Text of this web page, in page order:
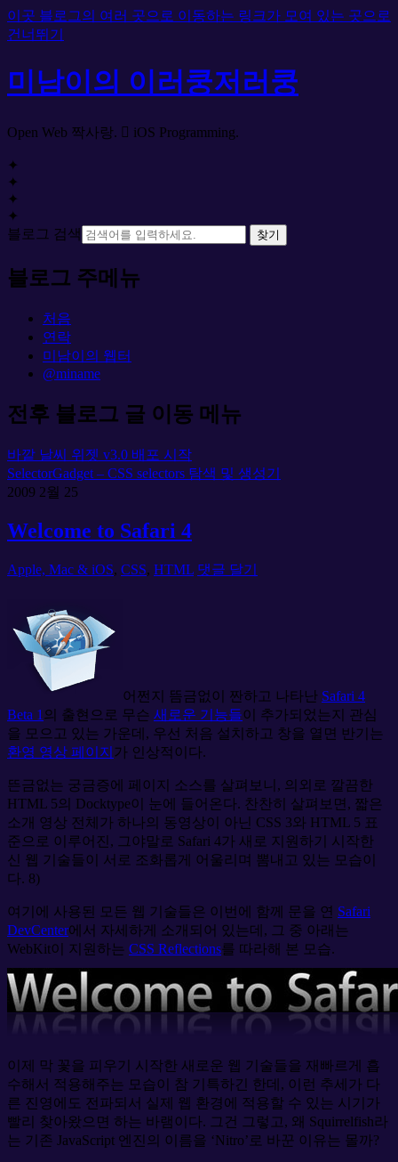
이곳 블로그의 여러 곳으로 이동하는 링크가 모여 있는 곳으로
건너뛰기
미남이의 이러쿵저러쿵
Open Web 짝사랑.  iOS Programming.
✦
✦
✦
✦
블로그 검색
찾기
블로그 주메뉴
처음
연락
미남이의 웹터
@miname
전후 블로그 글 이동 메뉴
바깥 날씨 위젯 v3.0 배포 시작
SelectorGadget – CSS selectors 탐색 및 생성기
2009 2월 25
Welcome to Safari 4
Apple, Mac & iOS, CSS, HTML 댓글 달기
어쩐지 뜸금없이 짠하고 나타난 Safari 4
Beta 1 의 출현으로 무슨 새로운 기능들이 추가되었는지 관심
을 모으고 있는 가운데, 우선 처음 설치하고 창을 열면 반기는
환영 영상 페이지 가 인상적이다.
뜬금없는 궁금증에 페이지 소스를 살펴보니, 의외로 깔끔한
HTML 5의 Docktype이 눈에 들어온다. 찬찬히 살펴보면, 짧은
소개 영상 전체가 하나의 동영상이 아닌 CSS 3와 HTML 5 표
준으로 이루어진, 그야말로 Safari 4가 새로 지원하기 시작한
신 웹 기술들이 서로 조화롭게 어울리며 뽐내고 있는 모습이
다. 8)
여기에 사용된 모든 웹 기술들은 이번에 함께 문을 연 Safari
DevCenter에서 자세하게 소개되어 있는데, 그 중 아래는
WebKit이 지원하는 CSS Reflections를 따라해 본 모습.
이제 막 꽃을 피우기 시작한 새로운 웹 기술들을 재빠르게 흡
수해서 적용해주는 모습이 참 기특하긴 한데, 이런 추세가 다
른 진영에도 전파되서 실제 웹 환경에 적용할 수 있는 시기가
빨리 찾아왔으면 하는 바램이다. 그건 그렇고, 왜 Squirrelfish라
는 기존 JavaScript 엔진의 이름을 ‘Nitro’로 바꾼 이유는 몰까?